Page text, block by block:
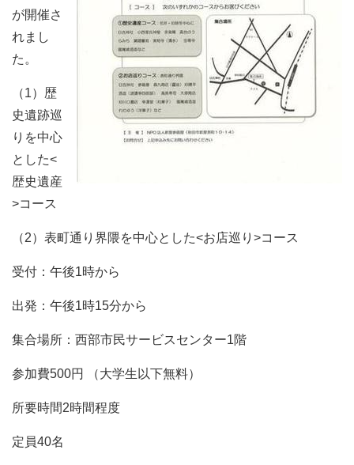
が開催さ
れまし
た。
（1）歴
史遺跡巡
りを中心
とした<
歴史遺産
>コース
（2）表町通り界隈を中心とした<お店巡り>コース
受付：午後1時から
出発：午後1時15分から
集合場所：西部市民サービスセンター1階
参加費500円 （大学生以下無料）
所要時間2時間程度
定員40名